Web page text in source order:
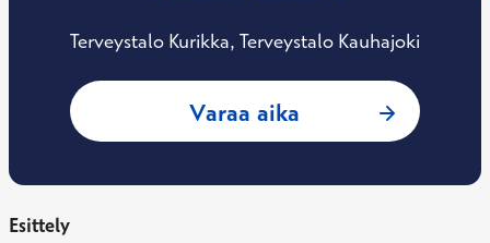
Terveystalo Kurikka, Terveystalo Kauhajoki
Varaa aika : Maija Valli,
Esittely